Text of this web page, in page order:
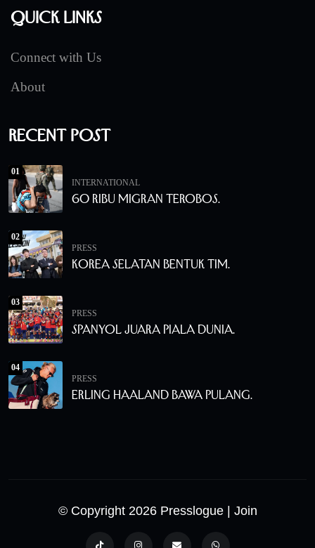
Quick Links
Connect with Us
About
Recent Post
01
INTERNATIONAL
60 Ribu Migran Terobos.
02
PRESS
Korea Selatan Bentuk Tim.
03
PRESS
Spanyol Juara Piala Dunia.
04
PRESS
Erling Haaland Bawa Pulang.
© Copyright 2026 Presslogue | Join